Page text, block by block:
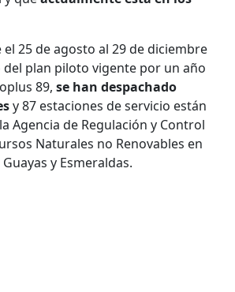
25 de agosto al 29 de diciembre
del plan piloto vigente por un año
89,se han despachado
y 87 estaciones de servicio están
Agencia de Regulación y Control
Naturales no Renovables en
y Esmeraldas.